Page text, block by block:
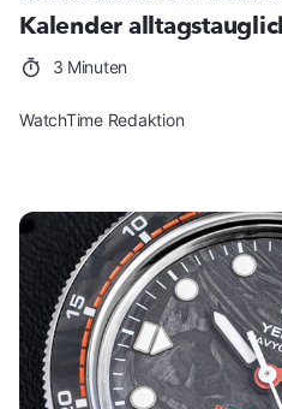
Kalender
3 Minuten
WatchTime Redaktion